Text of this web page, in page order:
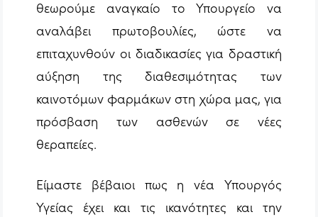
θεωρούμε αναγκαίο το Υπουργείο να
αναλάβει πρωτοβουλίες, ώστε να
επιταχυνθούν οι διαδικασίες για δραστική
αύξηση της διαθεσιμότητας των
καινοτόμων φαρμάκων στη χώρα μας, για
πρόσβαση των ασθενών σε νέες
θεραπείες.
Είμαστε βέβαιοι πως η νέα Υπουργός
Υγείας έχει και τις ικανότητες και την